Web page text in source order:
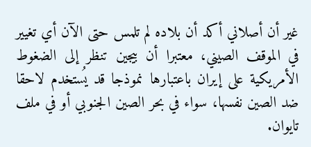
غير أن أصلاني أكد أن بلاده لم تلمس حتى الآن أي تغيير
في الموقف الصيني، معتبرا أن بيجين تنظر إلى الضغوط
الأمريكية على إيران باعتبارها نموذجا قد يُستخدم لاحقا
ضد الصين نفسها، سواء في بحر الصين الجنوبي أو في ملف
تايوان.